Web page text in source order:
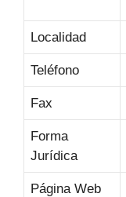
Localidad
Teléfono
Fax
Forma
Jurídica
Página Web